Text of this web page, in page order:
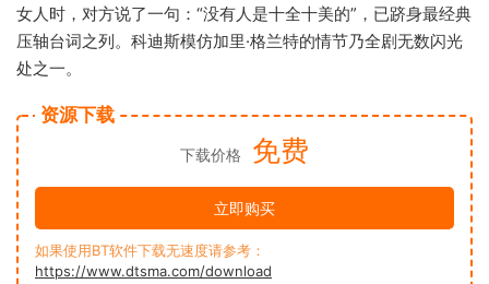
女人时，对方说了一句：“没有人是十全十美的”，已跻身最经典
压轴台词之列。科迪斯模仿加里·格兰特的情节乃全剧无数闪光
处之一。
资源下载
下载价格 免费
立即购买
如果使用BT软件下载无速度请参考：
https://www.dtsma.com/download